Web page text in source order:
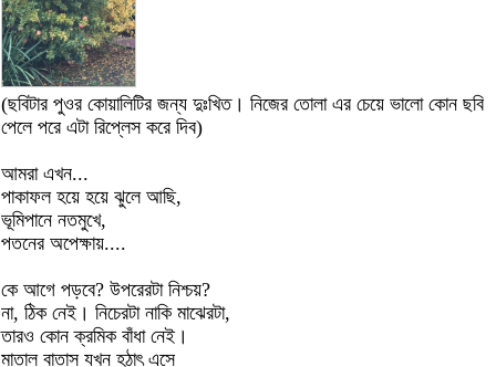
(ছবিটার পুওর কোয়ালিটির জন্য দুঃখিত। নিজের তোলা এর চেয়ে ভালো কোন ছবি
পেলে পরে এটা রিপ্লেস করে দিব)
আমরা এখন...
পাকাফল হয়ে হয়ে ঝুলে আছি,
ভূমিপানে নতমুখে,
পতনের অপেক্ষায়....
কে আগে পড়বে? উপরেরটা নিশ্চয়?
না, ঠিক নেই। নিচেরটা নাকি মাঝেরটা,
তারও কোন ক্রমিক বাঁধা নেই।
মাতাল বাতাস যখন হঠাৎ এসে